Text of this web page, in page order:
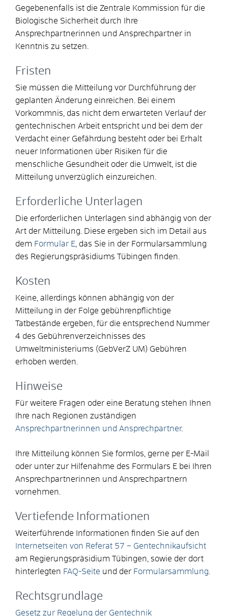
Gegebenenfalls ist die Zentrale Kommission für die
Biologische Sicherheit durch Ihre
Ansprechpartnerinnen und Ansprechpartner in
Kenntnis zu setzen.
Fristen
Sie müssen die Mitteilung vor Durchführung der
geplanten Änderung einreichen. Bei einem
Vorkommnis, das nicht dem erwarteten Verlauf der
gentechnischen Arbeit entspricht und bei dem der
Verdacht einer Gefährdung besteht oder bei Erhalt
neuer Informationen über Risiken für die
menschliche Gesundheit oder die Umwelt, ist die
Mitteilung unverzüglich einzureichen.
Erforderliche Unterlagen
Die erforderlichen Unterlagen sind abhängig von der
Art der Mitteilung. Diese ergeben sich im Detail aus
dem Formular E , das Sie in der Formularsammlung
des Regierungspräsidiums Tübingen finden.
Kosten
Keine, allerdings können abhängig von der
Mitteilung in der Folge gebührenpflichtige
Tatbestände ergeben, für die entsprechend Nummer
4 des Gebührenverzeichnisses des
Umweltministeriums (GebVerZ UM) Gebühren
erhoben werden
Hinweise
Für weitere Fragen oder eine Beratung stehen Ihnen
Ihre nach Regionen zuständigen
Ansprechpartnerinnen und Ansprechpartner.
Ihre Mitteilung können Sie formlos, gerne per E-Mail
oder unter zur Hilfenahme des Formulars E bei Ihren
Ansprechpartnerinnen und Ansprechpartnern
vornehmen.
Vertiefende Informationen
Weiterführende Informationen finden Sie auf den
Internetseiten von Referat 57 – Gentechnikaufsicht
am Regierungspräsidium Tübingen, sowie der dort
hinterlegten FAQ-Seite und der Formularsammlung
Rechtsgrundlage
Gesetz zur Regelung der Gentechnik